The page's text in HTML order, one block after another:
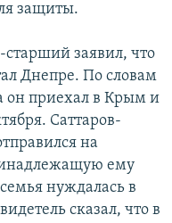
защиты.
старший заявил, что
Днепре. По словам
он приехал в Крым и
Саттаров-
на
ему
нуждалась в
сказал, что в